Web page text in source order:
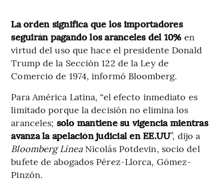
La orden significa que los importadores
seguirán pagando los aranceles del 10% en
virtud del uso que hace el presidente Donald
Trump de la Sección 122 de la Ley de
Comercio de 1974, informó Bloomberg.
Para América Latina, “el efecto inmediato es
limitado porque la decisión no elimina los
aranceles; solo mantiene su vigencia mientras
avanza la apelación judicial en EE.UU”, dijo a
Bloomberg LíneaNicolás Potdevin, socio del
bufete de abogados Pérez-Llorca, Gómez-
Pinzón.